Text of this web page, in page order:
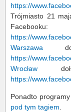
https://
Trójmiasto 21
Facebooku:
https://
Warszawa
https://
Wrocław
https://
Ponadto
pod tym tagiem.